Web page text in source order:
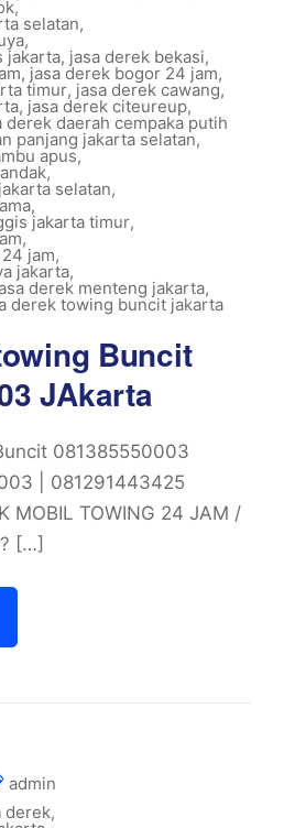
,
selatan,
,
jakarta, jasa derek bekasi,
, jasa derek bogor 24 jam,
timur, jasa derek cawang,
, jasa derek citeureup,
derek daerah cempaka putih
panjang jakarta selatan,
apus,
,
selatan,
,
jakarta timur,
,
jam,
jakarta,
derek menteng jakarta,
derek towing buncit jakarta
Buncit
JAkarta
081385550003
| 081291443425
MOBIL TOWING 24 JAM /
[…]
admin
derek,